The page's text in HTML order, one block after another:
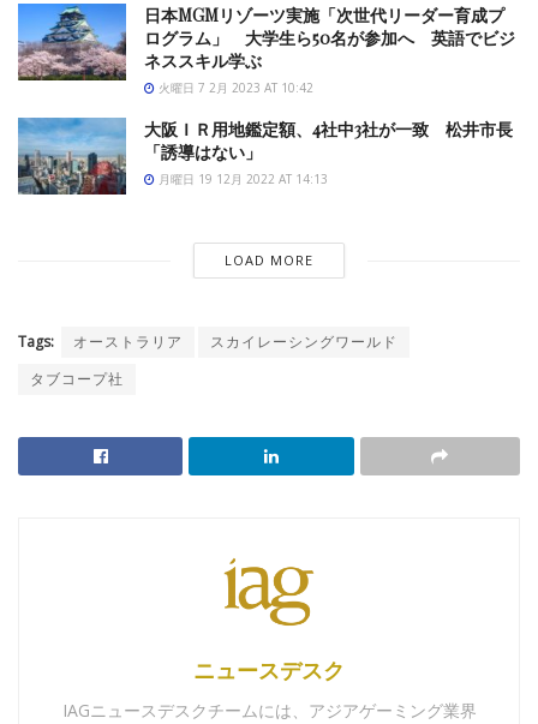
日本MGMリゾーツ実施「次世代リーダー育成プ
ログラム」 大学生ら50名が参加へ 英語でビジ
ネススキル学ぶ
火曜日 7 2月 2023 AT 10:42
大阪ＩＲ用地鑑定額、4社中3社が一致 松井市長
「誘導はない」
月曜日 19 12月 2022 AT 14:13
LOAD MORE
Tags: オーストラリア
スカイレーシングワールド
タブコープ社
ニュースデスク
IAGニュースデスクチームには、アジアゲーミング業界